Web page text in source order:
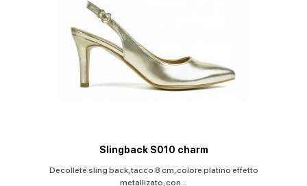
Slingback S010 charm
Decolleté sling back, tacco 8 cm, colore platino effetto
metallizato, con...